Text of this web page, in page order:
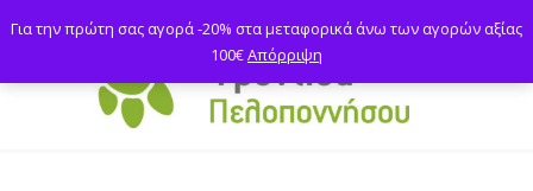
Για την πρώτη σας αγορά -20% στα μεταφορικά άνω των αγορών αξίας
100€Απόρριψη